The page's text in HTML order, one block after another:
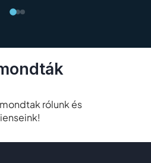
rólunk és